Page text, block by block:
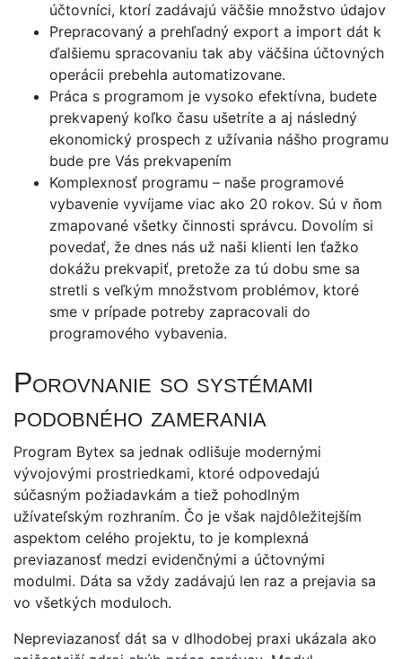
účtovníci, ktorí zadávajú väčšie množstvo údajov
Prepracovaný a prehľadný export a import dát k
ďalšiemu spracovaniu tak aby väčšina účtovných
operácii prebehla automatizovane.
Práca s programom je vysoko efektívna, budete
prekvapený koľko času ušetríte a aj následný
ekonomický prospech z užívania nášho programu
bude pre Vás prekvapením
Komplexnosť programu – naše programové
vybavenie vyvíjame viac ako 20 rokov. Sú v ňom
zmapované všetky činnosti správcu. Dovolím si
povedať, že dnes nás už naši klienti len ťažko
dokážu prekvapiť, pretože za tú dobu sme sa
stretli s veľkým množstvom problémov, ktoré
sme v prípade potreby zapracovali do
programového vybavenia.
Porovnanie so systémami
podobného zamerania
Program Bytex sa jednak odlišuje modernými
vývojovými prostriedkami, ktoré odpovedajú
súčasným požiadavkám a tiež pohodlným
užívateľským rozhraním. Čo je však najdôležitejším
aspektom celého projektu, to je komplexná
previazanosť medzi evidenčnými a účtovnými
modulmi. Dáta sa vždy zadávajú len raz a prejavia sa
vo všetkých moduloch.
Nepreviazanosť dát sa v dlhodobej praxi ukázala ako